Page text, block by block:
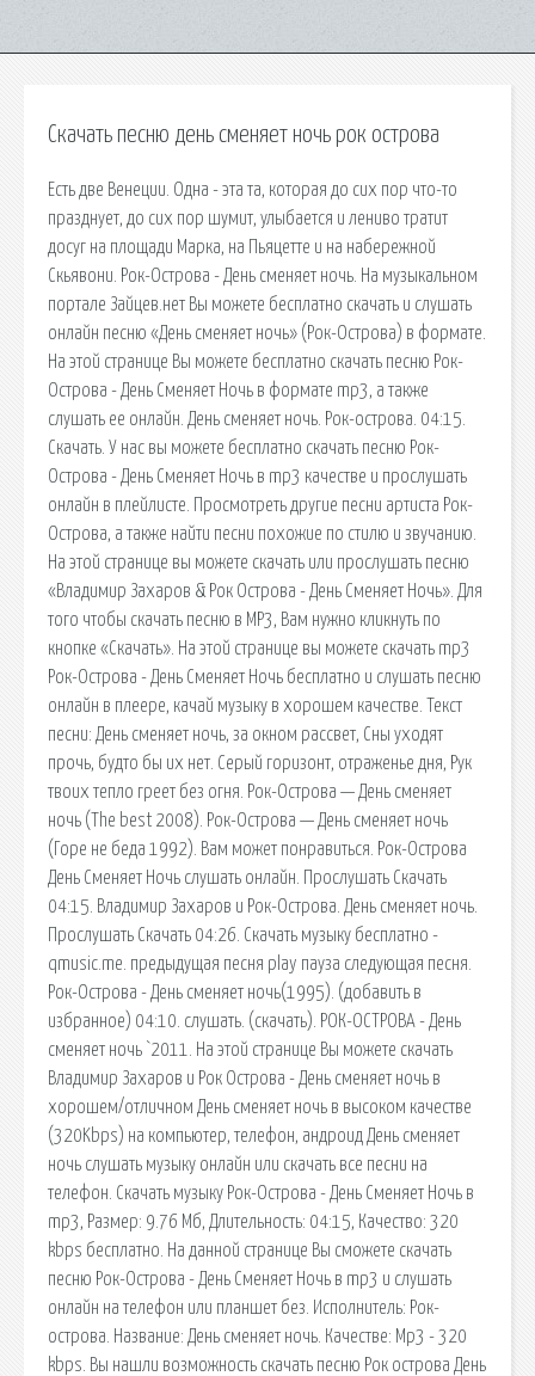
Скачать песню день сменяет ночь рок острова
Есть две Венеции. Одна - эта та, которая до сих пор что-то
празднует, до сих пор шумит, улыбается и лениво тратит
досуг на площади Марка, на Пьяцетте и на набережной
Скьявони. Рок-Острова - День сменяет ночь. На музыкальном
портале Зайцев.нет Вы можете бесплатно скачать и слушать
онлайн песню «День сменяет ночь» (Рок-Острова) в формате.
На этой странице Вы можете бесплатно скачать песню Рок-
Острова - День Сменяет Ночь в формате mp3, а также
слушать ее онлайн. День сменяет ночь. Рок-острова. 04:15.
Скачать. У нас вы можете бесплатно скачать песню Рок-
Острова - День Сменяет Ночь в mp3 качестве и прослушать
онлайн в плейлисте. Просмотреть другие песни артиста Рок-
Острова, а также найти песни похожие по стилю и звучанию.
На этой странице вы можете скачать или прослушать песню
«Владимир Захаров & Рок Острова - День Сменяет Ночь». Для
того чтобы скачать песню в MP3, Вам нужно кликнуть по
кнопке «Скачать». На этой странице вы можете скачать mp3
Рок-Острова - День Сменяет Ночь бесплатно и слушать песню
онлайн в плеере, качай музыку в хорошем качестве. Текст
песни: День сменяет ночь, за окном рассвет, Сны уходят
прочь, будто бы их нет. Серый горизонт, отраженье дня, Рук
твоих тепло греет без огня. Рок-Острова — День сменяет
ночь (The best 2008). Рок-Острова — День сменяет ночь
(Горе не беда 1992). Вам может понравиться. Рок-Острова
День Сменяет Ночь слушать онлайн. Прослушать Скачать
04:15. Владимир Захаров и Рок-Острова. День сменяет ночь.
Прослушать Скачать 04:26. Скачать музыку бесплатно -
qmusic.me. предыдущая песня play пауза следующая песня.
Рок-Острова - День сменяет ночь(1995). (добавить в
избранное) 04:10. слушать. (скачать). РОК-ОСТРОВА - День
сменяет ночь `2011. На этой странице Вы можете скачать
Владимир Захаров и Рок Острова - День сменяет ночь в
хорошем/отличном День сменяет ночь в высоком качестве
(320Kbps) на компьютер, телефон, андроид День сменяет
ночь слушать музыку онлайн или скачать все песни на
телефон. Скачать музыку Рок-Острова - День Сменяет Ночь в
mp3, Размер: 9.76 Мб, Длительность: 04:15, Качество: 320
kbps бесплатно. На данной странице Вы сможете скачать
песню Рок-Острова - День Сменяет Ночь в mp3 и слушать
онлайн на телефон или планшет без. Исполнитель: Рок-
острова. Название: День сменяет ночь. Качестве: Mp3 - 320
kbps. Вы нашли возможность скачать песню Рок острова День